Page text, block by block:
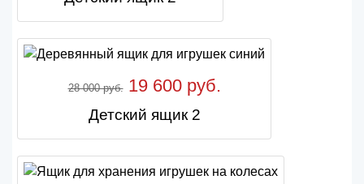
28 000 руб.19 600 руб.
Детский ящик 2